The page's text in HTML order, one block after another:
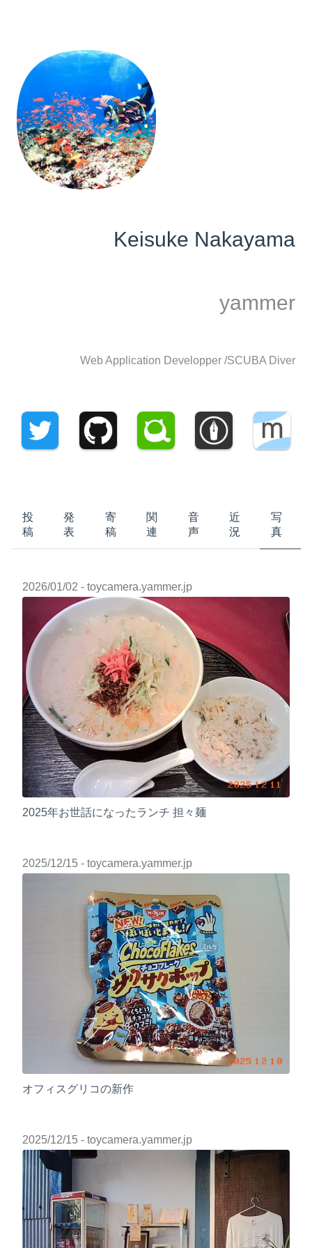
Keisuke Nakayama
yammer
Web Application Developper /SCUBA Diver
投
稿
発
表
寄
稿
関
連
音
声
近
況
写
真
2026/01/02 - toycamera.yammer.jp
2025年お世話になったランチ 担々麺
2025/12/15 - toycamera.yammer.jp
オフィスグリコの新作
2025/12/15 - toycamera.yammer.jp